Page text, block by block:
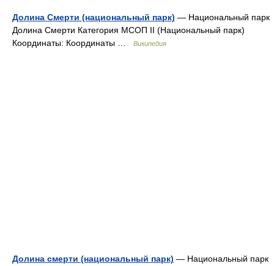
Долина Смерти (национальный парк) — Национальный парк
Долина Смерти Категория МСОП II (Национальный парк)
Координаты: Координаты …
Википедия
Долина смерти (национальный парк) — Национальный парк